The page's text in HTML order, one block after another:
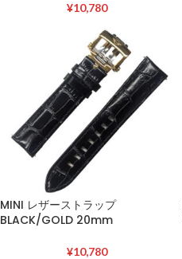
¥10,780
MINI レザーストラップ
BLACK/GOLD 20mm
¥10,780